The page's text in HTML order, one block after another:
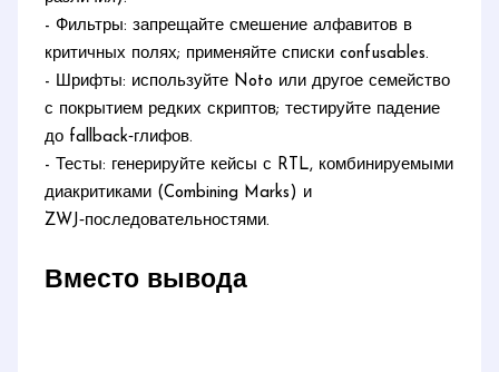
- Фильтры: запрещайте смешение алфавитов в
критичных полях; применяйте списки confusables.
- Шрифты: используйте Noto или другое семейство
с покрытием редких скриптов; тестируйте падение
до fallback‑глифов.
- Тесты: генерируйте кейсы с RTL, комбинируемыми
диакритиками (Combining Marks) и
ZWJ‑последовательностями.
Вместо вывода